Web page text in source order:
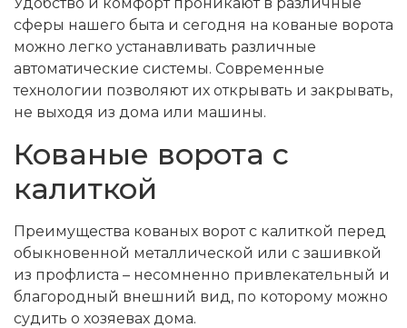
Удобство и комфорт проникают в различные
сферы нашего быта и сегодня на кованые ворота
можно легко устанавливать различные
автоматические системы. Современные
технологии позволяют их открывать и закрывать,
не выходя из дома или машины.
Кованые ворота с
калиткой
Преимущества кованых ворот с калиткой перед
обыкновенной металлической или с зашивкой
из профлиста – несомненно привлекательный и
благородный внешний вид, по которому можно
судить о хозяевах дома.